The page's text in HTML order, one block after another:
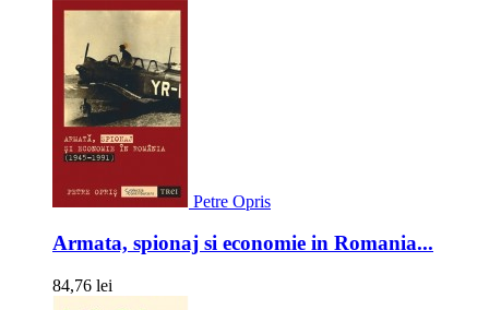
Petre Opris
Armata, spionaj si economie in Romania...
84,76 lei